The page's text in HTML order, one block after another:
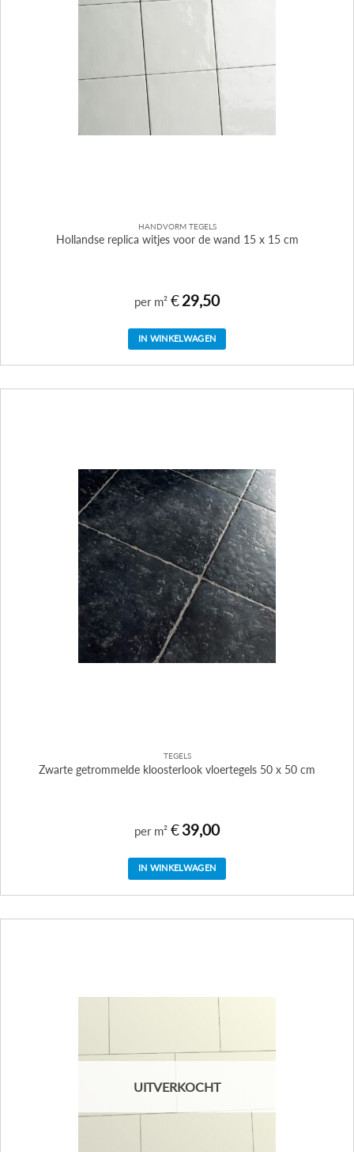
HANDVORM TEGELS
Hollandse replica witjes voor de wand 15 x 15 cm
per m² €29,50
IN WINKELWAGEN
TEGELS
Zwarte getrommelde kloosterlook vloertegels 50 x 50 cm
per m² €39,00
IN WINKELWAGEN
UITVERKOCHT